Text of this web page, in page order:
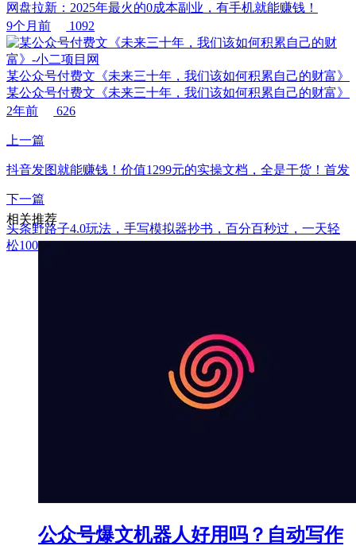
网盘拉新：2025年最火的0成本副业，有手机就能赚钱！
9个月前
1092
某公众号付费文《未来三十年，我们该如何积累自己的财富》
某公众号付费文《未来三十年，我们该如何积累自己的财富》
2年前
626
上一篇
抖音发图就能赚钱！价值1299元的实操文档，全是干货！首发
下一篇
头条野路子4.0玩法，手写模拟器抄书，百分百秒过，一天轻
松1000+
相关推荐
公众号爆文机器人好用吗？自动写作